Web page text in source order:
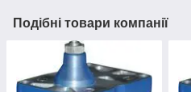
Подібні товари компанії